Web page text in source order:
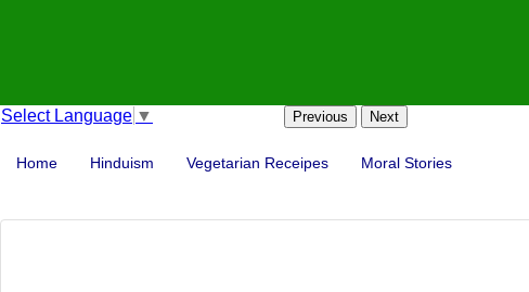
Select Language ▼ Previous Next
Home Hinduism Vegetarian Receipes Moral Stories